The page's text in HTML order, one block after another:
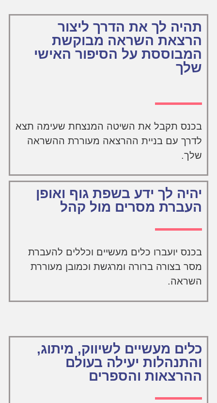
תהיה לך את הדרך ליצור
הרצאת השראה מבוקשת
המבוססת על הסיפור האישי
שלך
בכנס תקבל את השיטה המנצחת שעימה תצא
לדרך עם בניית ההרצאה מעוררת ההשראה
שלך.
יהיה לך ידע בשפת גוף ואופן
העברת מסרים מול קהל
בכנס יועברו כלים מעשיים וכללים להעברת
מסר בצורה ברורה ומרגשת וכמובן מעוררת
השראה.
כלים מעשיים לשיווק, מיתוג,
והתנהלות יעילה בעולם
ההרצאות והספרים